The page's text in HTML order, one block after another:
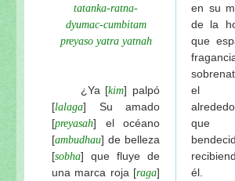
Tres troncos de madera de
Sri Ksetra-dhama de
El amoroso pasatiempo del
El templo del Señor
El pasatiempo del “cambio
Nabhi-Brahma: La “fuerza
Los pasatiempos de Sri
Ratha-yatra-guhyam-
Continuación: Los nuevos
tatanka-ratna-
dyumac-cumbitam
preyaso yatra yatnah
¿Ya [kim] palpó
[lalaga] Su amado
[preyasah] el océano
[ambudhau] de belleza
[sobha] que fluye de
una marca roja [raga]
en su
de la
que
el
que
él.